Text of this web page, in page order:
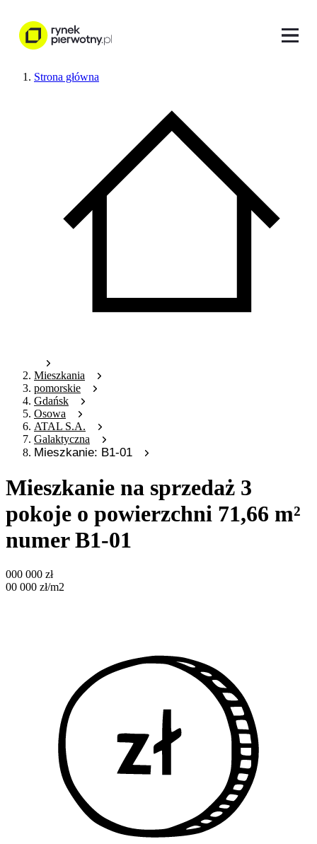
Strona główna
Mieszkania
pomorskie
Gdańsk
Osowa
ATAL S.A.
Galaktyczna
Mieszkanie: B1-01
Mieszkanie na sprzedaż 3
pokoje o powierzchni 71,66 m²
numer B1-01
000 000 zł
00 000 zł/m2